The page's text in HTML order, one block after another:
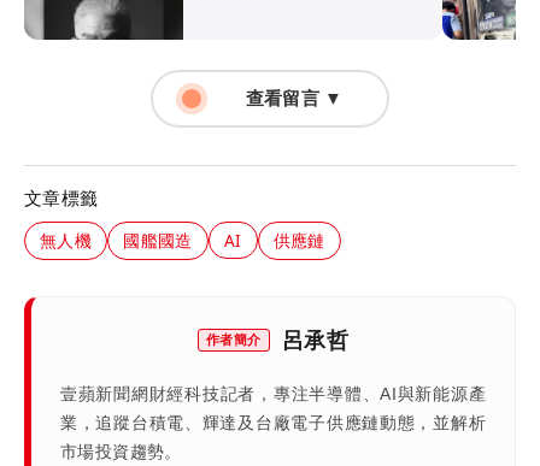
查看留言 ▼
文章標籤
無人機 國艦國造 AI 供應鏈
作者簡介 呂承哲
壹蘋新聞網財經科技記者，專注半導體、AI與新能源產
業，追蹤台積電、輝達及台廠電子供應鏈動態，並解析
市場投資趨勢。